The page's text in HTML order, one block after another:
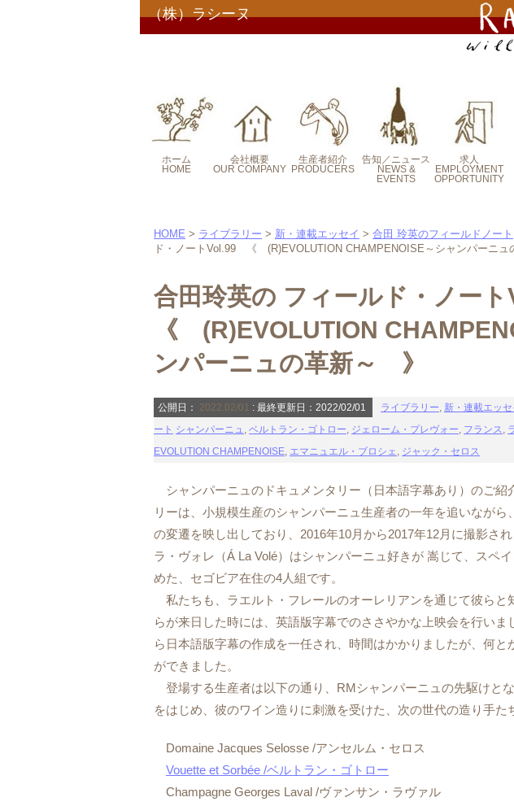
（株）ラシーヌ
ホーム
HOME
会社概要
OUR COMPANY
生産者紹介
PRODUCERS
告知／ニュース
NEWS &
EVENTS
求人
EMPLOYMENT
OPPORTUNITY
HOME > ライブラリー > 新・連載エッセイ > 合田 玲英のフィールドノート
ド・ノートVol.99 《 (R)EVOLUTION CHAMPENOISE～シャンパーニュ
合田玲英の フィールド・ノー
《 (R)EVOLUTION
ンパーニュの革新～ 》
公開日： 2022.02/01 : 最終更新日：2022/02/01 ライブラリー, 新・連載エッセ
ート シャンパーニュ , ベルトラン・ゴトロー, ジェローム・プレヴォー, フランス,
EVOLUTION CHAMPENOISE, エマニュエル・ブロシェ, ジャック・セロス
シャンパーニュのドキュメンタリー（日本語字幕あり）のご紹
リーは、小規模生産のシャンパーニュ生産者の一年を追いながら
の変遷を映し出しており、2016年10月から2017年12月に撮影さ
ラ・ヴォレ（Á La Volé）はシャンパーニュ好きが 嵩じて、スペ
めた、セゴビア在住の4人組です。
私たちも、ラエルト・フレールのオーレリアンを通じて彼らと
らが来日した時には、英語版字幕でのささやかな上映会を行いま
ら日本語版字幕の作成を一任され、時間はかかりましたが、何と
ができました。
登場する生産者は以下の通り、RMシャンパーニュの先駆けと
をはじめ、彼のワイン造りに刺激を受けた、次の世代の造り手た
Domaine Jacques Selosse /アンセルム・セロス
Vouette et Sorbée /ベルトラン・ゴトロー
Champagne Georges Laval /ヴァンサン・ラヴァル